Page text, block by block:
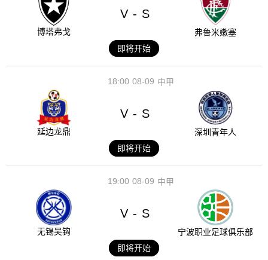
博塔弗戈
V - S
弗鲁米嫩塞
即将开始
08-09
18:00 中甲
延边龙鼎
V - S
深圳青年人
即将开始
08-09
19:00 中甲
无锡吴钩
V - S
宁波职业足球俱乐部
即将开始